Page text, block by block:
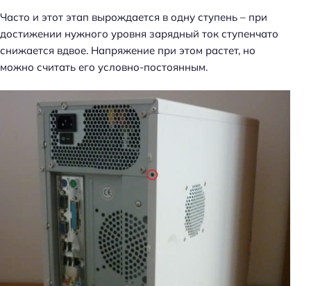
Часто и этот этап вырождается в одну ступень – при
достижении нужного уровня зарядный ток ступенчато
снижается вдвое. Напряжение при этом растет, но
можно считать его условно-постоянным.